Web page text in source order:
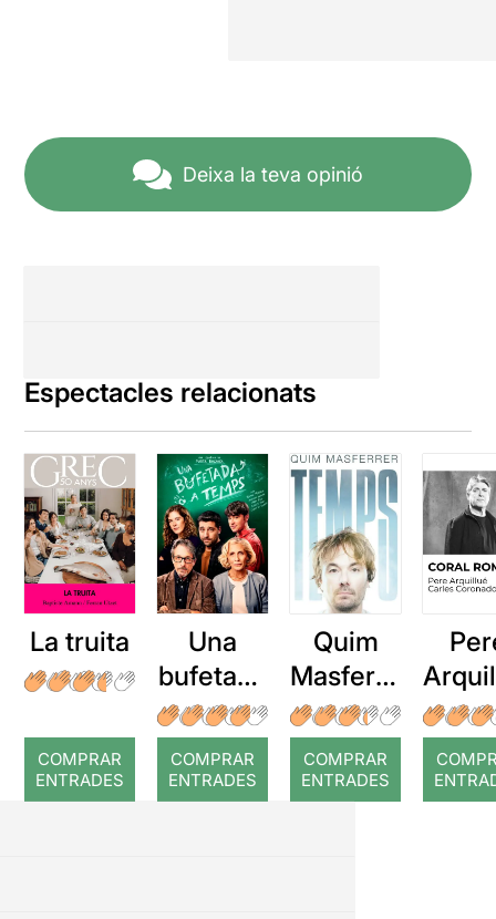
Deixa la teva opinió
Espectacles relacionats
La truita
COMPRAR
ENTRADES
Una
bufetada
a temps
COMPRAR
ENTRADES
Quim
Masferre
r: Temps
COMPRAR
ENTRADES
: